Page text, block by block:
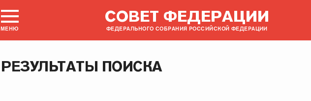
МЕНЮ
СОВЕТ ФЕДЕРАЦИИ
ФЕДЕРАЛЬНОГО СОБРАНИЯ РОССИЙСКОЙ ФЕДЕРАЦИИ
РЕЗУЛЬТАТЫ ПОИСКА